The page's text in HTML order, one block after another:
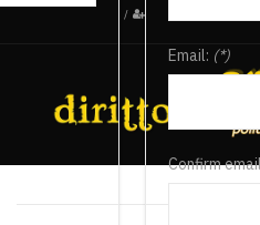
/
Email: (*)
Confirm